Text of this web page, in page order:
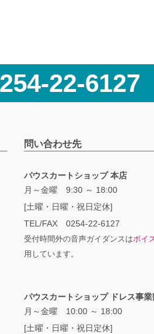
22-6127
問い合わせ先
パウスカートショップ 本店
月～金曜 9:30 ～ 18:00
[土曜・日曜・祝日定休]
TEL/FAX 0254-22-6127
受付時間外の音声ガイダンスはボイ
用しています。
パウスカートショップ ドレス事業
月～金曜 10:00 ～ 18:00
[土曜・日曜・祝日定休]